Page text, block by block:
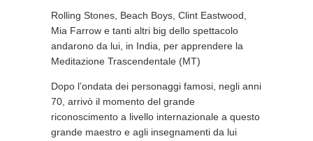
Rolling Stones, Beach Boys, Clint Eastwood,
Mia Farrow e tanti altri big dello spettacolo
andarono da lui, in India, per apprendere la
Meditazione Trascendentale (MT)
Dopo l’ondata dei personaggi famosi, negli anni
70, arrivò il momento del grande
riconoscimento a livello internazionale a questo
grande maestro e agli insegnamenti da lui